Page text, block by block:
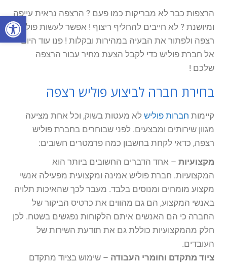
פתח
הרצפות כבר לא מבריקות כמו פעם ? הרצפה נראית עייפה
ומיושנת ? לא חייבים להחליף ריצוף ! אפשר לעשות פוליש
רצפה ולפתור את הבעיה במהירות ובקלות ! פנו עוד היום
אל חברת פוליש כדי לקבל הצעת מחיר עבור הרצפה
שלכם !
בחירת חברה לביצוע פוליש רצפה
קיימות חברות פוליש לא מעטות בשוק, וכל אחת מציעה
מגוון שירותים ומבצעים. לפני שבוחרים בחברת פוליש
רצפה, כדאי לקחת בחשבון כמה פרמטרים חשובים:
מקצועיות – אחד הדברים החשובים ביותר הוא
המקצועיות. חברת פוליש אמינה ומקצועית מפעילה אנשי
מקצוע מומחים ומנוסים בלבד. מעבר לכך שהאיכות תלויה
באנשי המקצוע, הם גם מהווים את כרטיס הביקור של
החברה כי הם האנשים איתם הלקוחות נפגשים בשטח. לכן
חלק מהמקצועיות כוללת גם את תודעת השירות של
העובדים.
ציוד מתקדם וחומרי העבודה – שימוש בציוד מתקדם